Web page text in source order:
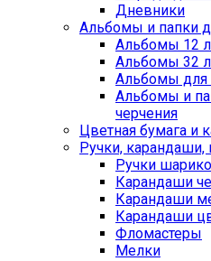
Дневники
Альбомы и папки
Альбомы 12
Альбомы 32
Альбомы для
Альбомы и
черчения
Цветная бумага и
Ручки,
Ручки
Карандаши
Карандаши
Карандаши
Фломастеры
Мелки